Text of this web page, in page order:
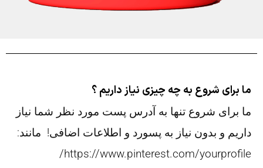
ما برای شروع به چه چیزی نیاز داریم ؟
ما برای شروع تنها به آدرس پست مورد نظر شما نیاز
داریم و بدون نیاز به پسورد و اطلاعات اضافی! مانند:
https://www.pinterest.com/yourprofile/